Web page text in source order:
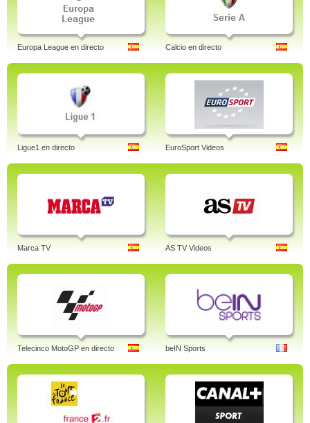
Europa League en directo Calcio en directo
Ligue1 en directo EuroSport Videos
Marca TV AS TV Videos
Telecinco MotoGP en directo beIN Sports